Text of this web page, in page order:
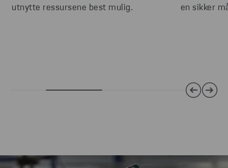
utnytte ressursene best mulig.
en sikker